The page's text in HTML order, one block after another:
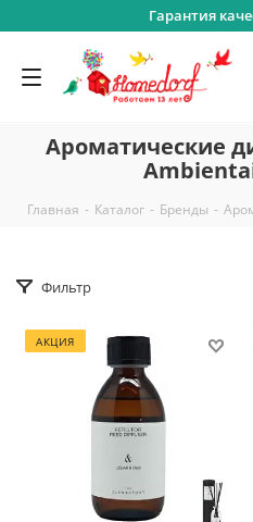
Гарантия
Ароматические
Главная - Каталог - Бренды -
Фильтр
АКЦИЯ